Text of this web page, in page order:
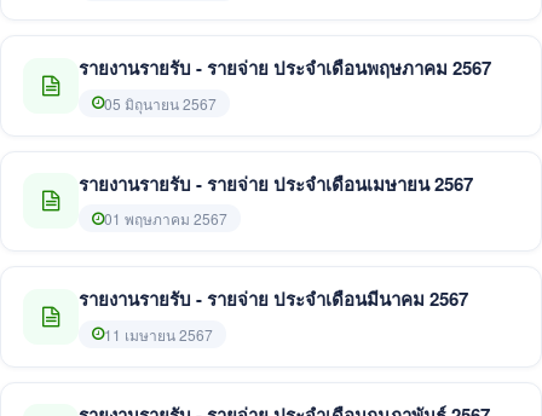
รายงานรายรับ - รายจ่าย ประจำเดือนพฤษภาคม 2567
05 มิถุนายน 2567
รายงานรายรับ - รายจ่าย ประจำเดือนเมษายน 2567
01 พฤษภาคม 2567
รายงานรายรับ - รายจ่าย ประจำเดือนมีนาคม 2567
11 เมษายน 2567